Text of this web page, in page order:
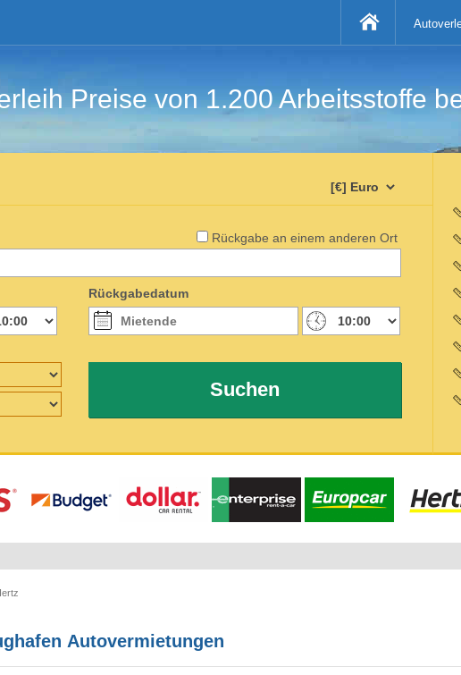
Preise von 1.200 Arbeitsstoffe
Rückgabe an einem anderen Ort
Rückgabedatum
Suchen
Autovermietungen